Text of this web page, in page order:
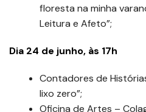
floresta na minha
Leitura e Afeto”;
Dia 24 de junho, às 17h
Contadores de
lixo zero”;
Oficina de Artes –